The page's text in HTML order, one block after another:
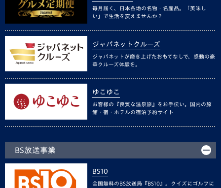
毎月届く、日本各地の名物・名産品。「美味し
い」で生活を変えませんか？
ジャパネットクルーズ
ジャパネットが磨き上げたおもてなしで、感動の豪
華クルーズ体験を。
ゆこゆこ
お客様の『良質な温泉旅』をお手伝い。国内の旅
館・宿・ホテルの宿泊予約サイト
BS放送事業
BS10
全国無料のBS放送局『BS10』。クイズにゴルフに